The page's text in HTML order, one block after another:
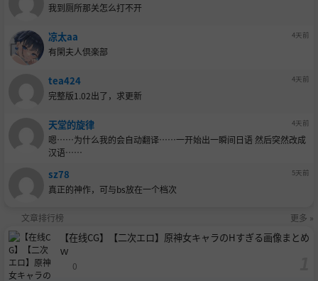
我到厕所那关怎么打不开
凉太aa 4天前
有閑夫人倶楽部
tea424 4天前
完整版1.02出了，求更新
天堂的旋律 4天前
嗯……为什么我的会自动翻译……一开始出一瞬间日语 然后突然改成
汉语……
sz78 5天前
真正的神作，可与bs放在一个档次
文章排行榜 更多 »
【在线CG】【二次エロ】原神女キャラのHすぎる画像まとめ
ｗ
0